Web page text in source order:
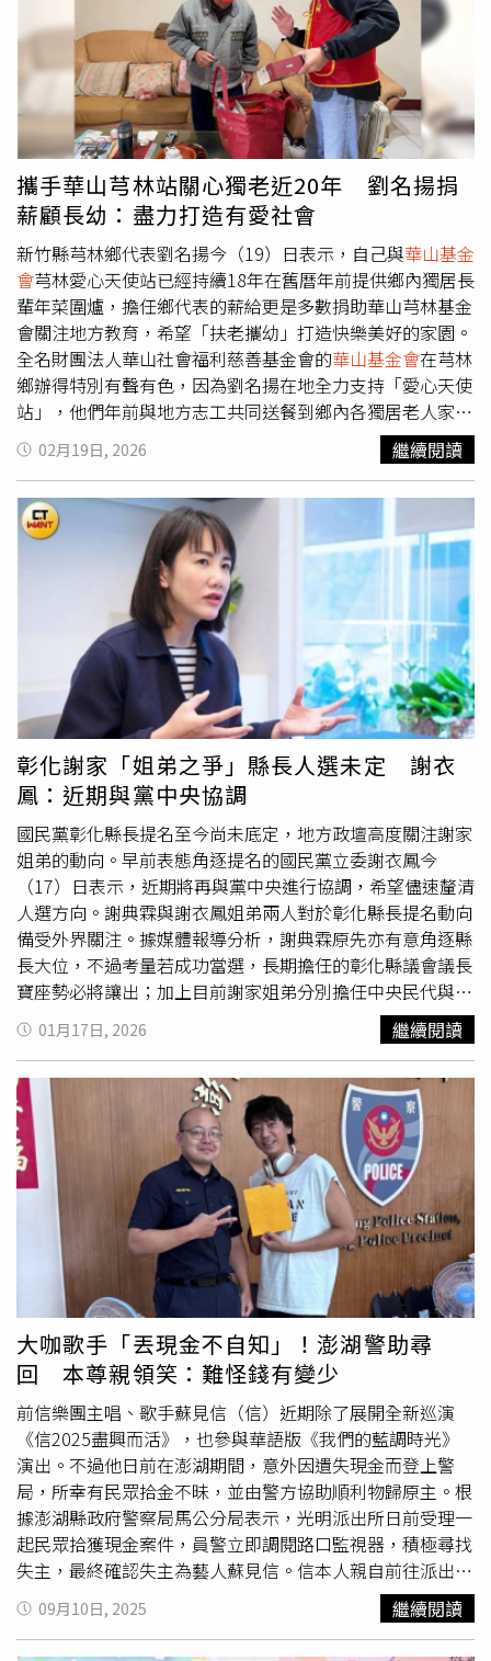
瓜日前歡度67歲生日，獲家人送上一輛紅色法拉利作為生日
禮物。（圖／下面一位提供）此外，胡瓜日前歡度67歲生
日，獲家人送上一輛紅色法拉利作為生日禮物。他笑說，因
為當天下雨所以沒有把愛車開到記者會現場，平常則會開著
車與妻子 丁柔安 約會。一旁的蔡秋鳳則爆料該輛法拉利價
值超過2千萬元，小禎則立刻開玩笑表示：「反正以後他的
就是我的！」引來全場大笑。《鑽石舞台之夜》自去年2月
於 台北流行音樂中心 開跑後，今年中秋團圓限定場已是公
益列車第4站，並將以「 華山基金會」作為受贈單位。演出
陣容除了固定班底LuxyGirls、曾心梅、王彩樺、翁立友等人
之外，還邀來台語金曲歌后蔡秋鳳、孫協志 以及剛完成個
人演唱會的巫啟賢擔任壓軸嘉賓，陣容相當堅強，門票將於
6月10日下午1點開賣。
攜手華山芎林站關心獨老近20年 劉名揚捐
薪顧長幼：盡力打造有愛社會
新竹縣芎林鄉代表劉名揚今（19）日表示，自己與華山基金
會芎林愛心天使站已經持續18年在舊曆年前提供鄉內獨居長
輩年菜圍爐，擔任鄉代表的薪給更是多數捐助華山芎林基金
會關注地方教育，希望「扶老攜幼」打造快樂美好的家園。
全名財團法人華山社會福利慈善基金會的華山基金會在芎林
鄉辦得特別有聲有色，因為劉名揚在地全力支持「愛心天使
站」，他們年前與地方志工共同送餐到鄉內各獨居老人家
中，在年前寒流一波波的隆冬時刻，除了希望老人享有過年
溫馨氣息外，也確認老人們平安溫飽。劉名揚介紹，華山基
金會的「華」，取自銀髮族的「華髮」；「山」，是地面高
處，「華山」就是以服務年長者為使命，從1999年正式成
立以來，投入失能、失依、失智「三失」長輩免費到宅服
務，在如今超高齡社會來襲時格外重要，台、澎、金、馬小
計設有約400個社區愛心天使站，服務近3萬名弱勢長輩，
歡迎全台各地善心人士響應。本身另有科技業工作的劉名揚
（左）把大部分當代表的薪給捐出地方做公益。右為芎林農
者張健銨。（圖／方萬民攝）劉名揚續指，自己擔任代表多
年來給薪多數捐出，其中用在獨居長者年菜佔一小部分，反
倒多數是為了照顧鄉內四所國中、國小教育儲蓄戶、博幼基
金會辦理偏鄉課輔，希望兼顧長者與幼童，打造「老吾老以
及人之老、幼吾幼以及人之幼」充滿同理心的推己及人社
會。劉名揚說，自己平時在科技業工作，每當面試時也會觀
察受試者能否對長輩尊重與同理，這將會是超高齡社會中不
可或缺的人文素養，新的一年希望大家能一同精進，打造更
美好的社會。華山基金會芎林愛心天使站也會接駁獨居長者
回診與共餐。（圖／翻攝自華山基金會芎林愛心天使站臉
書）
02月19日, 2026 繼續閱讀
彰化謝家「姐弟之爭」縣長人選未定 謝衣
鳳：近期與黨中央協調
國民黨彰化縣長提名至今尚未底定，地方政壇高度關注謝家
姐弟的動向。早前表態角逐提名的國民黨立委謝衣鳳今
（17）日表示，近期將再與黨中央進行協調，希望儘速釐清
人選方向。謝典霖與謝衣鳳姐弟兩人對於彰化縣長提名動向
備受外界關注。據媒體報導分析，謝典霖原先亦有意角逐縣
長大位，不過考量若成功當選，長期擔任的彰化縣議會議長
寶座勢必將讓出；加上目前謝家姐弟分別擔任中央民代與地
方議會議長，外界評析，未來若進一步布局縣長選戰，恐形
成掌握地方執政權「一把抓」的態勢，並引發其他地方勢力
不滿。 面對彰化縣長人選仍未定案，謝衣鳳今日出席華山
基金會
舉辦的「華山報喜・馬上開花」永續公益市集活動，
會前受訪時指出，會前受訪時指出，她近期已就相關議題與
黨中央交換意見，由於黨內仍有其他縣市尚未完成布局，強
調未來將持續與黨中央溝通。
01月17日, 2026 繼續閱讀
大咖歌手「丟現金不自知」！澎湖警助尋
回 本尊親領笑：難怪錢有變少
前信樂團主唱、歌手蘇見信（信）近期除了展開全新巡演
《信2025盡興而活》，也參與華語版《我們的藍調時光》
演出。不過他日前在澎湖期間，意外因遺失現金而登上警
局，所幸有民眾拾金不昧，並由警方協助順利物歸原主。根
據澎湖縣政府警察局馬公分局表示，光明派出所日前受理一
起民眾拾獲現金案件，員警立即調閱路口監視器，積極尋找
失主，最終確認失主為藝人蘇見信。信本人親自前往派出所
領回遺失物，並向警方致謝，表示「澎湖警察好有人情
味！」據《TVBS新聞網》報導，蘇見信並未察覺現金遺
09月10日, 2025 繼續閱讀